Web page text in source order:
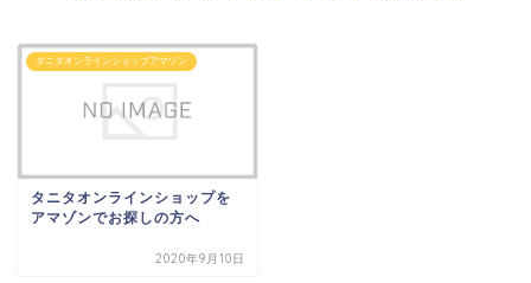
タニタオンラインショップアマゾン
タニタオンラインショップを
アマゾンでお探しの方へ
2020年9月10日